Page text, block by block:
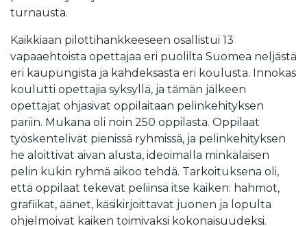
turnausta.
Kaikkiaan pilottihankkeeseen osallistui 13
vapaaehtoista opettajaa eri puolilta Suomea neljästä
eri kaupungista ja kahdeksasta eri koulusta. Innokas
koulutti opettajia syksyllä, ja tämän jälkeen
opettajat ohjasivat oppilaitaan pelinkehityksen
pariin. Mukana oli noin 250 oppilasta. Oppilaat
työskentelivät pienissä ryhmissä, ja pelinkehityksen
he aloittivat aivan alusta, ideoimalla minkälaisen
pelin kukin ryhmä aikoo tehdä. Tarkoituksena oli,
että oppilaat tekevät peliinsä itse kaiken: hahmot,
grafiikat, äänet, käsikirjoittavat juonen ja lopulta
ohjelmoivat kaiken toimivaksi kokonaisuudeksi.